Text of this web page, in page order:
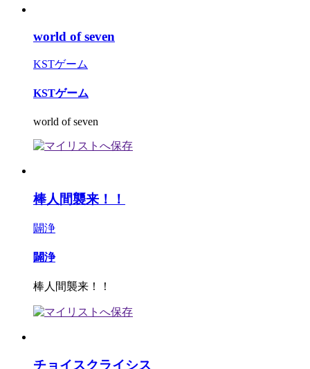
world of seven
KSTゲーム
KSTゲーム
world of seven
棒人間襲来！！
闢浄
闢浄
棒人間襲来！！
チョイスクライシス